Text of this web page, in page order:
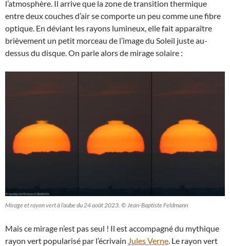
l’atmosphère. Il arrive que la zone de transition thermique
entre deux couches d’air se comporte un peu comme une fibre
optique. En déviant les rayons lumineux, elle fait apparaître
brièvement un petit morceau de l’image du Soleil juste au-
dessus du disque. On parle alors de mirage solaire :
Mirage et rayon vert à l’aube du 24 août 2023. © Jean-Baptiste Feldmann
Mais ce mirage n’est pas seul ! Il est accompagné du mythique
rayon vert popularisé par l’écrivain Jules Verne . Le rayon vert